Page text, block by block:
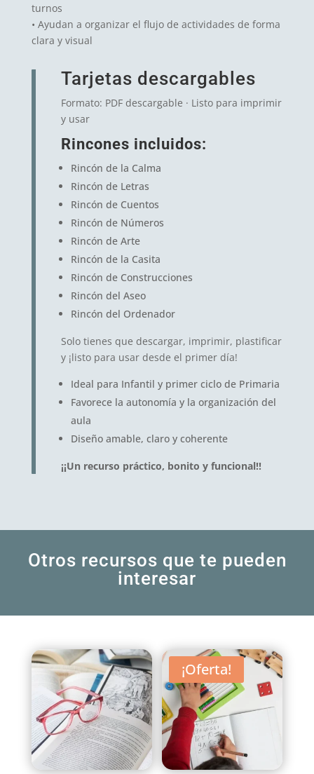
turnos
• Ayudan a organizar el flujo de actividades de forma
clara y visual
Tarjetas descargables
Formato: PDF descargable · Listo para imprimir
y usar
Rincones incluidos:
Rincón de la Calma
Rincón de Letras
Rincón de Cuentos
Rincón de Números
Rincón de Arte
Rincón de la Casita
Rincón de Construcciones
Rincón del Aseo
Rincón del Ordenador
Solo tienes que descargar, imprimir, plastificar
y ¡listo para usar desde el primer día!
Ideal para Infantil y primer ciclo de Primaria
Favorece la autonomía y la organización del
aula
Diseño amable, claro y coherente
¡¡Un recurso práctico, bonito y funcional!!
Otros recursos que te pueden
interesar
¡Oferta!